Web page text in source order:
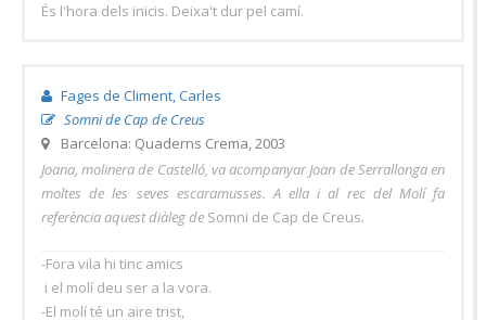
És l'hora dels inicis. Deixa't dur pel camí.
Fages de Climent, Carles
Somni de Cap de Creus
Barcelona: Quaderns Crema, 2003
Joana, molinera de Castelló, va acompanyar Joan de Serrallonga en
moltes de les seves escaramusses. A ella i al rec del Molí fa
referència aquest diàleg de Somni de Cap de Creus.
-Fora vila hi tinc amics
i el molí deu ser a la vora.
-El molí té un aire trist,